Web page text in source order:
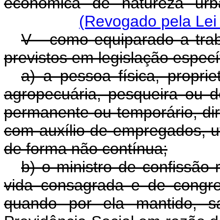
(Revogado pela
V - como equiparado a
previstos em legislação
a) a pessoa física,
agropecuária, pesqueira ou
permanente ou temporário,
com auxílio de empregados,
de forma não contínua;
b) o ministro de confissão
vida consagrada e de
quando por ela mantido,